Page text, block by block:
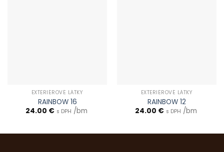
EXTERIÉROVÉ LÁTKY
RAINBOW 16
24.00 € s DPH /bm
EXTERIÉROVÉ LÁTKY
RAINBOW 12
24.00 € s DPH /bm